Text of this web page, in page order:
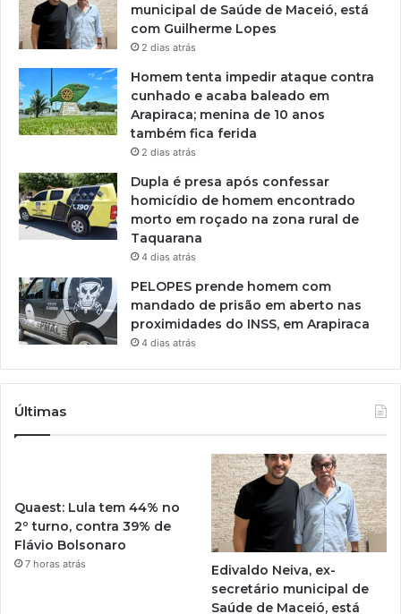
municipal de Saúde de Maceió, está
com Guilherme Lopes
2 dias atrás
Homem tenta impedir ataque contra
cunhado e acaba baleado em
Arapiraca; menina de 10 anos
também fica ferida
2 dias atrás
Dupla é presa após confessar
homicídio de homem encontrado
morto em roçado na zona rural de
Taquarana
4 dias atrás
PELOPES prende homem com
mandado de prisão em aberto nas
proximidades do INSS, em Arapiraca
4 dias atrás
Últimas
Quaest: Lula tem 44% no
2º turno, contra 39% de
Flávio Bolsonaro
7 horas atrás
Edivaldo Neiva, ex-
secretário municipal de
Saúde de Maceió, está